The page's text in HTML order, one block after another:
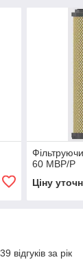
60 MBP/P
Ціну
відгуків за рік